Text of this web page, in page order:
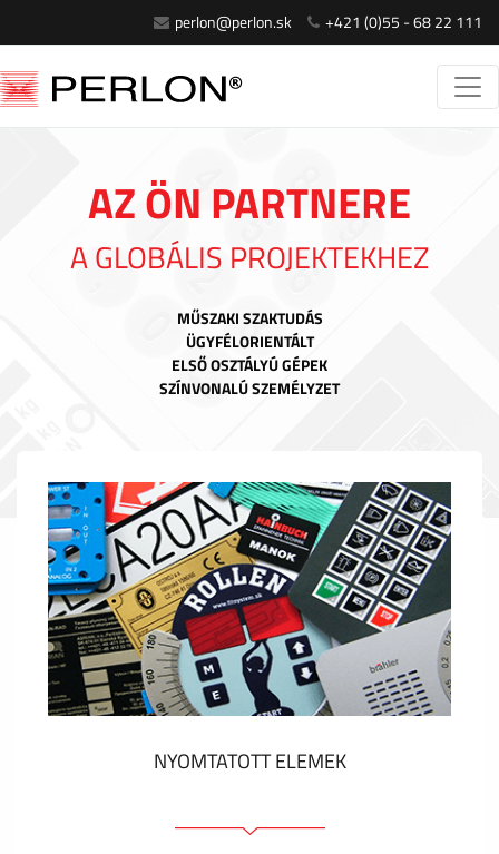
perlon@perlon.sk +421 (0)55 - 68 22 111
AZ ÖN PARTNERE
A GLOBÁLIS PROJEKTEKHEZ
MŰSZAKI SZAKTUDÁS
ÜGYFÉLORIENTÁLT
ELSŐ OSZTÁLYÚ GÉPEK
SZÍNVONALÚ SZEMÉLYZET
NYOMTATOTT ELEMEK